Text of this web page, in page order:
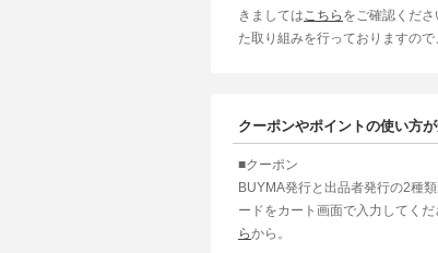
きましては こちら をご確認くだ
た取り組みを行っておりますので
クーポンやポイントの使い方
■クーポン
BUYMA発行と出品者発行の2種
ードをカート画面で入力してく
らから。